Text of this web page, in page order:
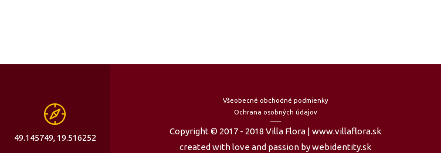
49.145749, 19.516252
Všeobecné obchodné podmienky
Ochrana osobných údajov
Copyright © 2017 - 2018 Villa Flora | www.villaflora.sk
created with love and passion by webidentity.sk